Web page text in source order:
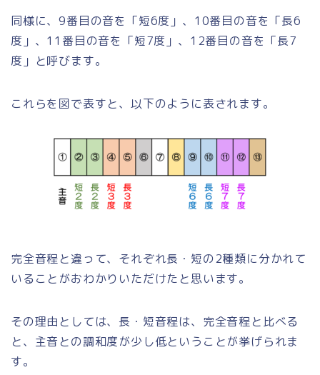
同様に、9番目の音を「短6度」、10番目の音を「長6
度」、11番目の音を「短7度」、12番目の音を「長7
度」と呼びます。
これらを図で表すと、以下のように表されます。
完全音程と違って、それぞれ長・短の2種類に分かれて
いることがおわかりいただけたと思います。
その理由としては、長・短音程は、完全音程と比べる
と、主音との調和度が少し低ということが挙げられま
す。